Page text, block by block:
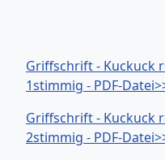
Griffschrift - Kuckuck
1stimmig - PDF-
Griffschrift - Kuckuck
2stimmig - PDF-